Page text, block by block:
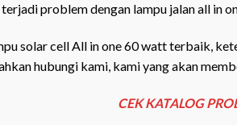
problem dengan lampu jalan all in
solar cell All in one 60 watt terbaik,
hubungi kami, kami yang akan
CEK KATALOG